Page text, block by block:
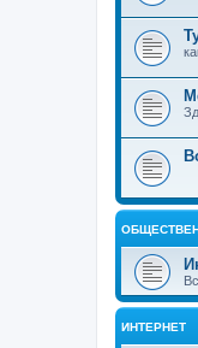
ИНТЕРНЕТ